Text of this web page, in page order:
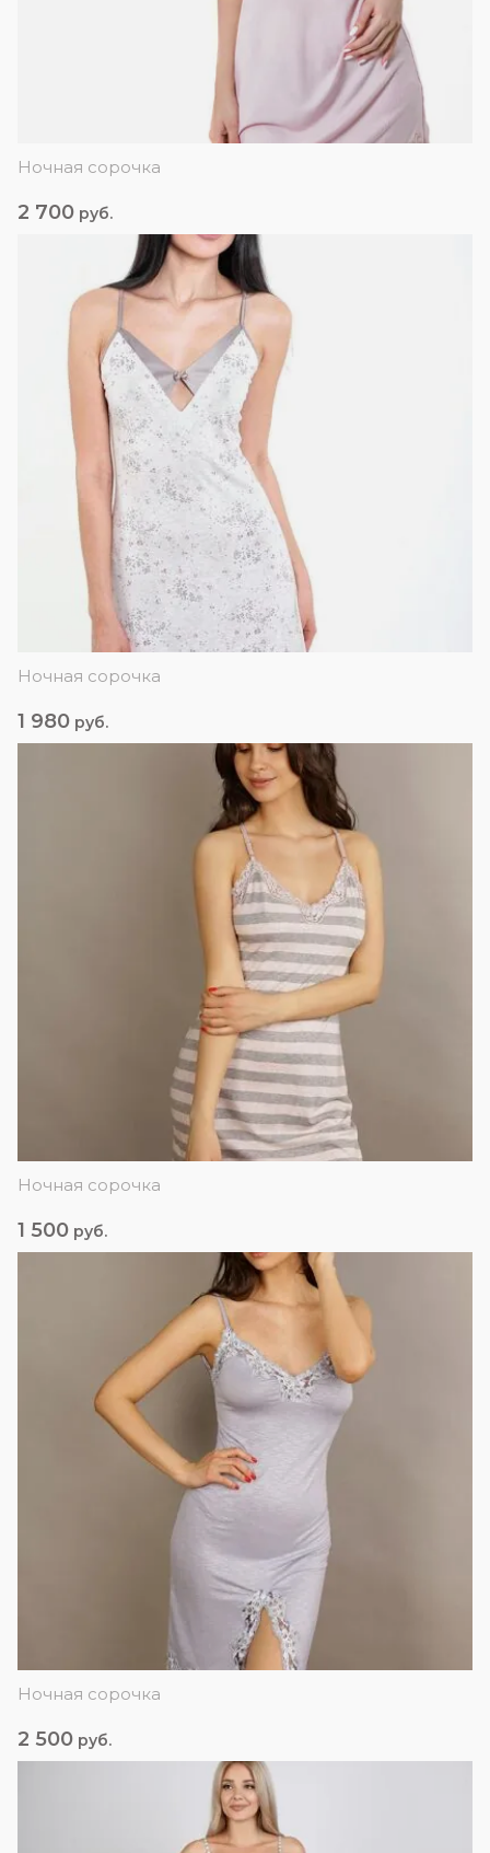
Ночная сорочка
2 700 руб.
Ночная сорочка
1 980 руб.
Ночная сорочка
1 500 руб.
Ночная сорочка
2 500 руб.